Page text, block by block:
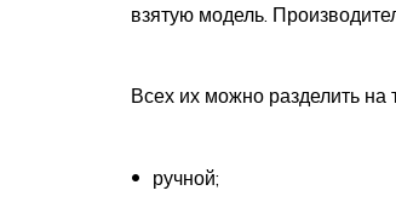
взятую модель.
Всех их можно разделить на
ручной;